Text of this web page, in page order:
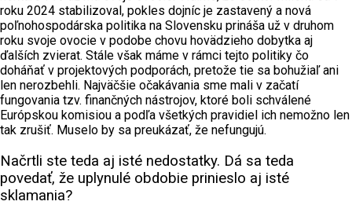
roku 2024 stabilizoval, pokles dojníc je zastavený a nová
poľnohospodárska politika na Slovensku prináša už v druhom
roku svoje ovocie v podobe chovu hovädzieho dobytka aj
ďalších zvierat. Stále však máme v rámci tejto politiky čo
doháňať v projektových podporách, pretože tie sa bohužiaľ ani
len nerozbehli. Najväčšie očakávania sme mali v začatí
fungovania tzv. finančných nástrojov, ktoré boli schválené
Európskou komisiou a podľa všetkých pravidiel ich nemožno len
tak zrušiť. Muselo by sa preukázať, že nefungujú.
Načrtli ste teda aj isté nedostatky. Dá sa teda
povedať, že uplynulé obdobie prinieslo aj isté
sklamania?